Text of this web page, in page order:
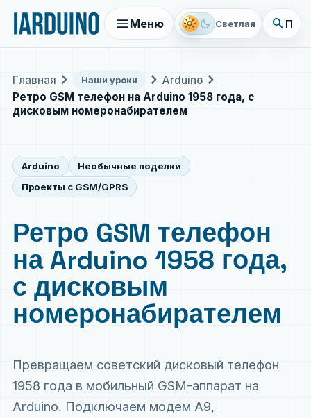
menuМеню light_mode dark_mode Светлая search
Главная chevron_right Наши уроки chevron_right Arduino chevron_right
Ретро GSM телефон на Arduino 1958 года, с
дисковым номеронабирателем
Arduino
Необычные поделки
Проекты с GSM/GPRS
Ретро GSM телефон
на Arduino 1958 года,
с дисковым
номеронабирателем
Превращаем советский дисковый телефон
1958 года в мобильный GSM-аппарат на
Arduino. Подключаем модем A9,